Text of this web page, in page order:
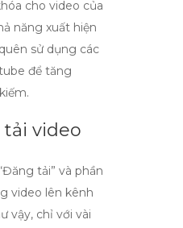
cho video của
năng xuất hiện
sử dụng các
để tăng
tải video
tải” và phần
video lên kênh
vậy, chỉ với vài